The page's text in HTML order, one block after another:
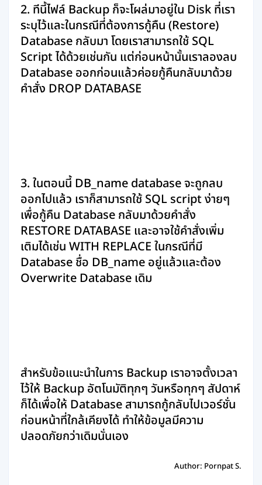
2. ทีนี้ไฟล์ Backup ก็จะโผล่มาอยู่ใน Disk ที่เรา
ระบุไว้และในกรณีที่ต้องการกู้คืน (Restore)
Database กลับมา โดยเราสามารถใช้ SQL
Script ได้ด้วยเช่นกัน แต่ก่อนหน้านั้นเราลองลบ
Database ออกก่อนแล้วค่อยกู้คืนกลับมาด้วย
คำสั่ง DROP DATABASE
3. ในตอนนี้ DB_name database จะถูกลบ
ออกไปแล้ว เราก็สามารถใช้ SQL script ง่ายๆ
เพื่อกู้คืน Database กลับมาด้วยคำสั่ง
RESTORE DATABASE และอาจใช้คำสั่งเพิ่ม
เติมได้เช่น WITH REPLACE ในกรณีที่มี
Database ชื่อ DB_name อยู่แล้วและต้อง
Overwrite Database เดิม
สำหรับข้อแนะนำในการ Backup เราอาจตั้งเวลา
ไว้ให้ Backup อัตโนมัติทุกๆ วันหรือทุกๆ สัปดาห์
ก็ได้เพื่อให้ Database สามารถกู้กลับไปเวอร์ชั่น
ก่อนหน้าที่ใกล้เคียงได้ ทำให้ข้อมูลมีความ
ปลอดภัยกว่าเดิมนั่นเอง
Author: Pornpat S.